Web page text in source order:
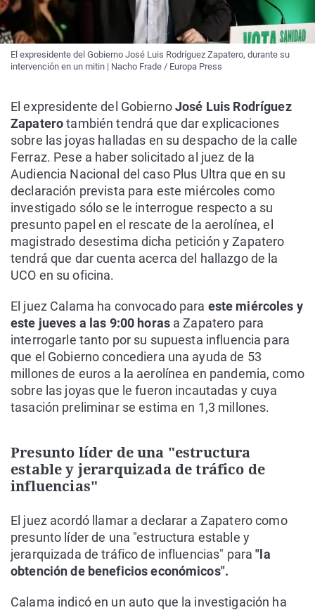
El expresidente del Gobierno José Luis Rodríguez Zapatero, durante su
intervención en un mitin | Nacho Frade / Europa Press
El expresidente del GobiernoJosé Luis Rodríguez
Zapaterotambién tendrá que dar explicaciones
sobre las joyas halladas en su despacho de la calle
Ferraz. Pese a haber solicitado al juez de la
Audiencia Nacional del caso Plus Ultra que en su
declaración prevista para este miércoles como
investigado sólo se le interrogue respecto a su
presunto papel en el rescate de la aerolínea, el
magistrado desestima dicha petición y Zapatero
tendrá que dar cuenta acerca del hallazgo de la
UCO en su oficina.
El juez Calama ha convocado para este miércoles y
este jueves a las 9:00 horasa Zapatero para
interrogarle tanto por su supuesta influencia para
que el Gobierno concediera una ayuda de 53
millones de euros a la aerolínea en pandemia, como
sobre las joyas que le fueron incautadas y cuya
tasación preliminar se estima en 1,3 millones.
Presunto líder de una "estructura
estable y jerarquizada de tráfico de
influencias"
El juez acordó llamar a declarar a Zapatero como
presunto líder de una "estructura estable y
jerarquizada de tráfico de influencias" para"la
obtención de beneficios económicos".
Calama indicó en un auto que la investigación ha